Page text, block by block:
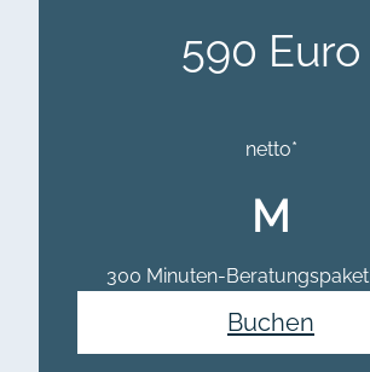
590 Euro
netto*
M
300 Minuten-Beratungspaket
Buchen